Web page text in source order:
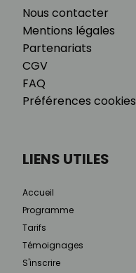
Nous contacter
Mentions légales
Partenariats
CGV
FAQ
Préférences cookies
LIENS UTILES
Accueil
Programme
Tarifs
Témoignages
S'inscrire